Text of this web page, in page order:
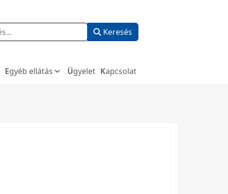
Keresés
Egyéb ellátás Ügyelet Kapcsolat